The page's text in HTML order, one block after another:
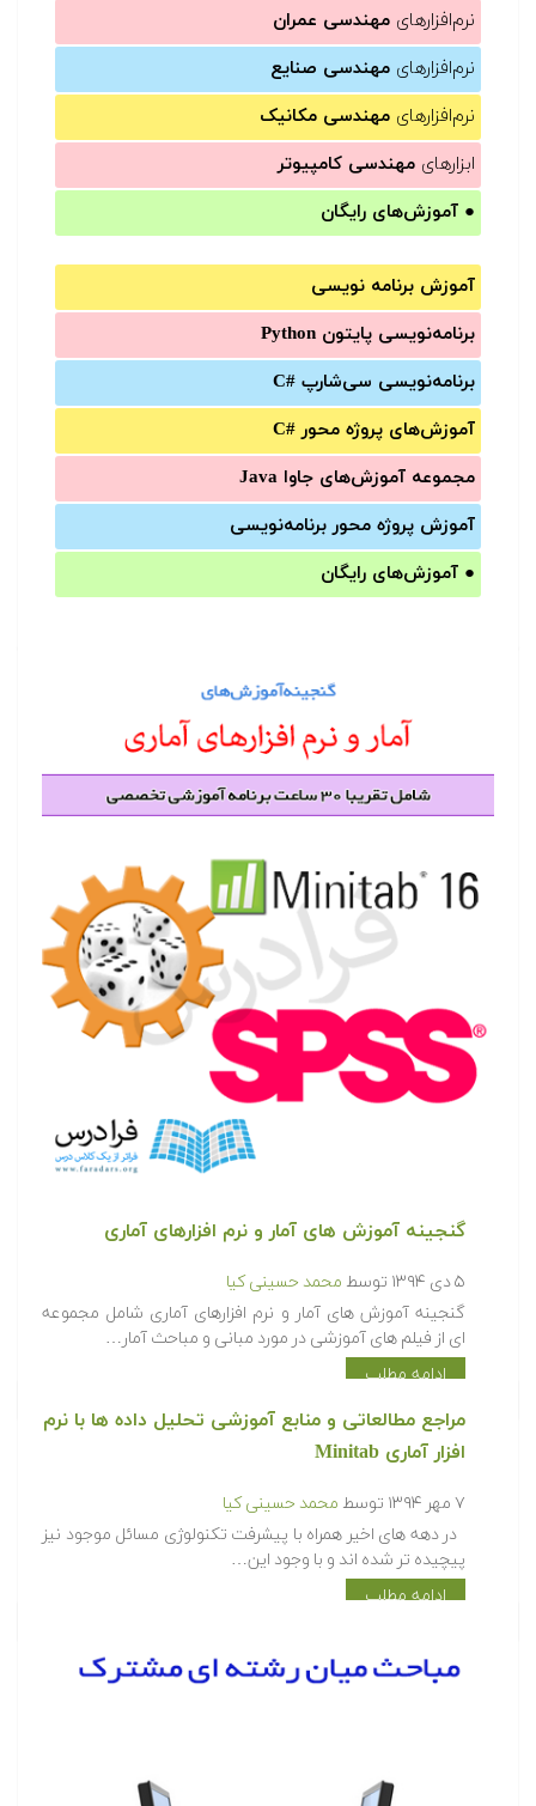
نرم‌افزارهای مهندسی عمران
نرم‌افزارهای مهندسی صنایع
نرم‌افزارهای مهندسی مکانیک
ابزارهای مهندسی کامپیوتر
● آموزش‌های رایگان
آموزش برنامه نویسی
برنامه‌نویسی پایتون Python
برنامه‌‌نویسی سی‌شارپ C#‎
آموزش‌های پروژه محور #C
مجموعه آموزش‌های جاوا Java
آموزش‌ پروژه محور برنامه‌نویسی
● آموزش‌های رایگان
گنجینه آموزش های آمار و نرم افزارهای آماری
۵ دی ۱۳۹۴ توسط محمد حسینی کیا
گنجینه آموزش های آمار و نرم افزارهای آماری شامل مجموعه
ای از فیلم های آموزشی در مورد مبانی و مباحث آمار…
ادامه مطلب
مراجع مطالعاتی و منابع آموزشی تحلیل داده ها با نرم
افزار آماری Minitab
۷ مهر ۱۳۹۴ توسط محمد حسینی کیا
در دهه های اخیر همراه با پیشرفت تکنولوژی مسائل موجود نیز
پیچیده تر شده اند و با وجود این…
ادامه مطلب